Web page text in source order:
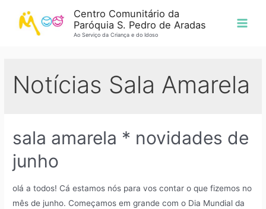
Centro Comunitário da
Paróquia S. Pedro de Aradas
Ao Serviço da Criança e do Idoso
Notícias Sala Amarela
sala amarela * novidades de
junho
olá a todos! Cá estamos nós para vos contar o que fizemos no
mês de junho. Começamos em grande com o Dia Mundial da